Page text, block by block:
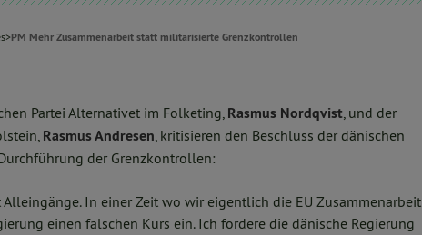
>PM Mehr Zusammenarbeit statt militarisierte Grenzkontrollen
Partei Alternativet im Folketing, Rasmus Nordqvist, und der
Rasmus Andresen, kritisieren den Beschluss der dänischen
der Grenzkontrollen:
In einer Zeit wo wir eigentlich die EU Zusammenarbeit
einen falschen Kurs ein. Ich fordere die dänische Regierung